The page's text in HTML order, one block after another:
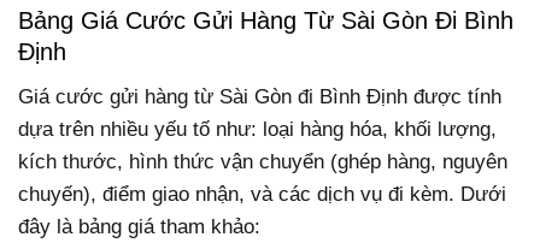
Bảng Giá Cước Gửi Hàng Từ Sài Gòn Đi Bình
Định
Giá cước gửi hàng từ Sài Gòn đi Bình Định được tính
dựa trên nhiều yếu tố như: loại hàng hóa, khối lượng,
kích thước, hình thức vận chuyển (ghép hàng, nguyên
chuyến), điểm giao nhận, và các dịch vụ đi kèm. Dưới
đây là bảng giá tham khảo: